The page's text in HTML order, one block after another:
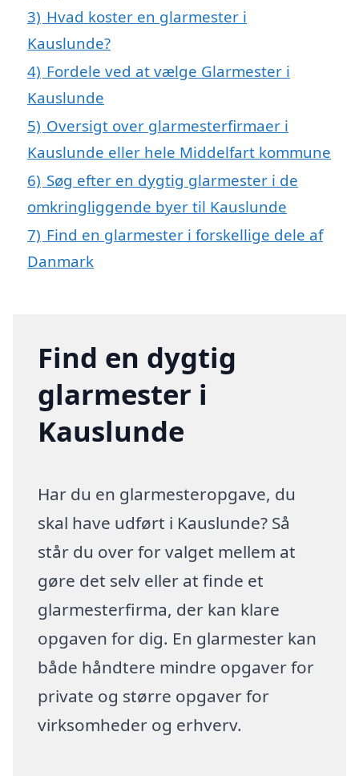
3) Hvad koster en glarmester i
Kauslunde?
4) Fordele ved at vælge Glarmester i
Kauslunde
5) Oversigt over glarmesterfirmaer i
Kauslunde eller hele Middelfart kommune
6) Søg efter en dygtig glarmester i de
omkringliggende byer til Kauslunde
7) Find en glarmester i forskellige dele af
Danmark
Find en dygtig
glarmester i
Kauslunde
Har du en glarmesteropgave, du
skal have udført i Kauslunde? Så
står du over for valget mellem at
gøre det selv eller at finde et
glarmesterfirma, der kan klare
opgaven for dig. En glarmester kan
både håndtere mindre opgaver for
private og større opgaver for
virksomheder og erhverv.